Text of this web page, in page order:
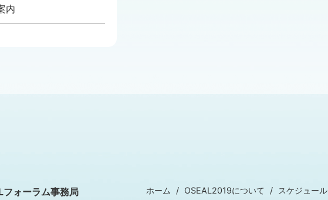
内
ォーラム事務局 ホーム OSEAL2019について スケジュール